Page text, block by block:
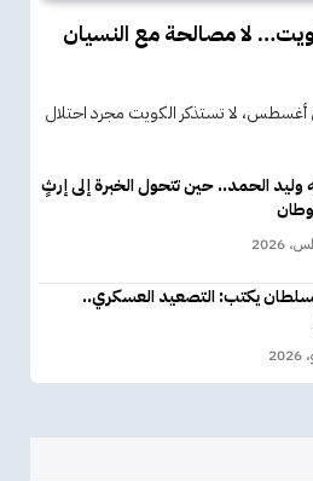
لا مصالحة مع النسيان
أغسطس، لا تستذكر الكويت مجرد احتلال
وليد الحمد.. حين تتحول الخبرة إلى إرثٍ
يكتب: التصعيد العسكري..